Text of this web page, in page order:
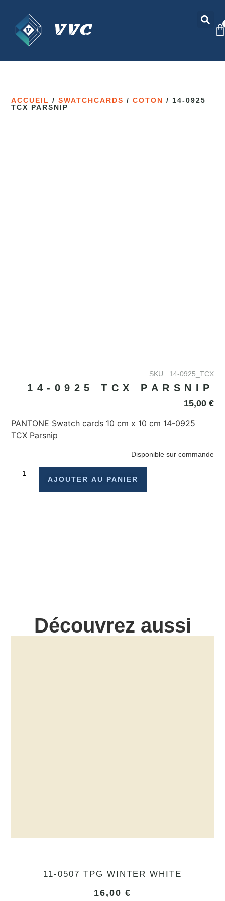
ACCUEIL /SWATCHCARDS /COTON / 14-0925
TCX PARSNIP
SKU : 14-0925_TCX
14-0925 TCX PARSNIP
15,00 €
PANTONE Swatch cards 10 cm x 10 cm 14-0925
TCX Parsnip
Disponible sur commande
AJOUTER AU PANIER
Découvrez aussi
11-0507 TPG WINTER WHITE
16,00 €